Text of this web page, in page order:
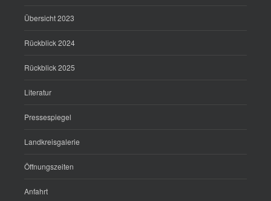
Übersicht 2023
Rückblick 2024
Rückblick 2025
Literatur
Pressespiegel
Landkreisgalerie
Öffnungszeiten
Anfahrt